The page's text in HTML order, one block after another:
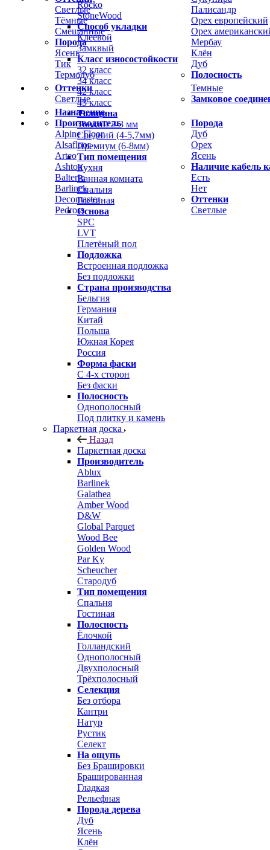
Светлые
Тёмные
Смешанные
Порода
Ясень
Тик
Термодуб
Палисандр
Орех европейский
Орех
Мербау
Клён
Дуб
Полосность
Оттенки
Светлые
Темные
Замковое
Назначение
Производитель
Alpine Floor
Alsafloor
Arteo
Ashton
Balterio
Barlinek
Decomaster
Pedross
Порода
Дуб
Орех
Ясень
Наличие кабель
Есть
Нет
Оттенки
Светлые
Rocko
StoneWood
Способ укладки
Клеевой
Замквый
Класс износостойкости
32 класс
34 класс
42 класс
43 класс
Толщина
Тонкий 2-3 мм
Средний (4-5,7мм)
Премиум (6-8мм)
Тип помещения
Кухня
Ванная комната
Спальня
Гостиная
Основа
SPC
LVT
Плетёный пол
Подложка
Встроенная подложка
Без подложки
Страна производства
Бельгия
Германия
Китай
Польша
Южная Корея
Россия
Форма фаски
С 4-х сторон
Без фаски
Полосность
Однополосный
Под плитку и камень
Паркетная доска
Назад
Паркетная доска
Производитель
Ablux
Barlinek
Galathea
Amber Wood
D&W
Global Parquet
Wood Bee
Golden Wood
Par Ky
Scheucher
Стародуб
Тип помещения
Спальня
Гостиная
Полосность
Ёлочкой
Голландский
Однополосный
Двухполосный
Трёхполосный
Селекция
Без отбора
Кантри
Натур
Рустик
Селект
На ощупь
Без Брашировки
Брашированная
Гладкая
Рельефная
Порода дерева
Дуб
Ясень
Клён